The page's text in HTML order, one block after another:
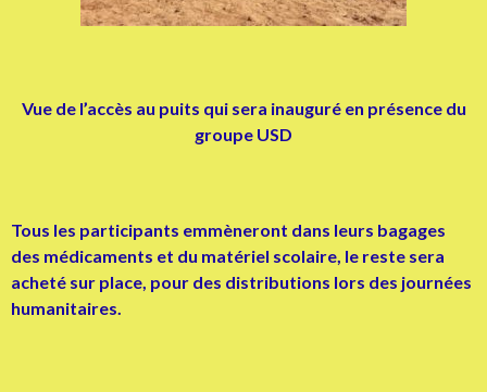
Vue de l’accès au puits qui sera inauguré en présence du
groupe USD
Tous les participants emmèneront dans leurs bagages
des médicaments et du matériel scolaire, le reste sera
acheté sur place, pour des distributions lors des journées
humanitaires.